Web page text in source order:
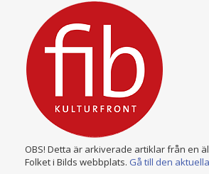
OBS! Detta är arkiverade artiklar från en
Folket i Bilds webbplats. Gå till den